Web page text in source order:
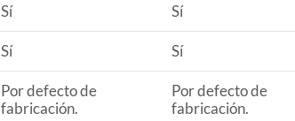
Sí Sí
Sí Sí
Por defecto de
fabricación.
Por defecto de
fabricación.